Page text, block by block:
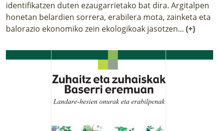
identifikatzen duten ezaugarrietako bat dira. Argitalpen
honetan belardien sorrera, erabilera mota, zainketa eta
balorazio ekonomiko zein ekologikoak jasotzen... (+)